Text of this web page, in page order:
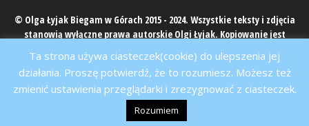
© Olga Łyjak Biegam w Górach 2015 - 2024. Wszystkie teksty i zdjęcia
stanowią wyłączne prawa autorskie Olgi Łyjak. Kopiowanie jest
biegamwgorach.pl.
Ta strona używa ciasteczek(cookie) do ulepszenia jej
działania. Proszę potwierdź, że to rozumiesz. Możesz też
zmienić ustawienia przeglądarki i zrezygnować z ciasteczek.
Rozumiem